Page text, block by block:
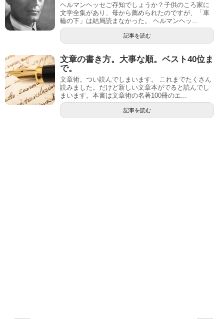
ヘルマンヘッセご存知でしょうか？子供のころ家に
文学全集があり、母から薦められたのですが、「車
輪の下」は結局読まなかった。 ヘルマンヘッ...
記事を読む
文章の書き方。大事な順。ベスト40位ま
で。
文章術。つい読んでしまいます。 これまでたくさん
読みました。だけど新しい文章本がでると読んでし
まいます。本書は文章術の名著100冊のエ...
記事を読む